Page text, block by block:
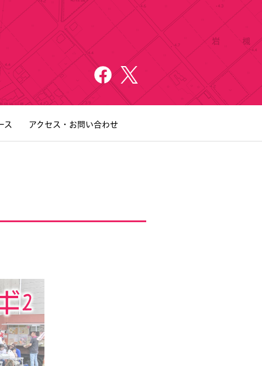
ス アクセス・お問い合わせ